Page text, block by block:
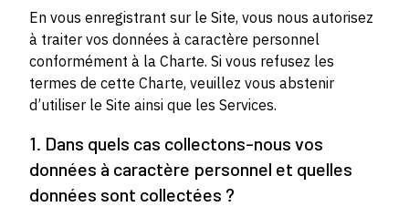
En vous enregistrant sur le Site, vous nous autorisez
à traiter vos données à caractère personnel
conformément à la Charte. Si vous refusez les
termes de cette Charte, veuillez vous abstenir
d’utiliser le Site ainsi que les Services.
1. Dans quels cas collectons-nous vos
données à caractère personnel et quelles
données sont collectées ?